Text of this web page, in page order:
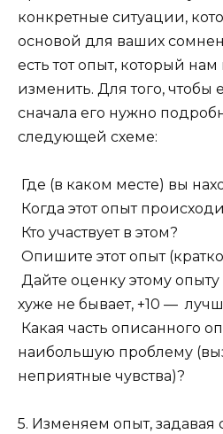
конкретные ситуации,
основой для ваших
есть тот опыт, который
изменить. Для того, чтобы
сначала его нужно
следующей схеме:
Где (в каком месте) вы
Когда этот опыт
Кто участвует в этом?
Опишите этот опыт
Дайте оценку этому опыту
хуже не бывает, +10 —
Какая часть описанного
наибольшую проблему
неприятные чувства)?
5. Изменяем опыт, задавая